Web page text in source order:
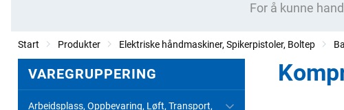
For å kunne
Start Produkter Elektriske håndmaskiner, Spikerpistoler, Boltep
VAREGRUPPERING
Arbeidsplass, Oppbevaring, Løft, Transport,